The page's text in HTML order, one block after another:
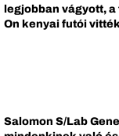
legjobban vágyott,
On kenyai futói
Salomon S/Lab